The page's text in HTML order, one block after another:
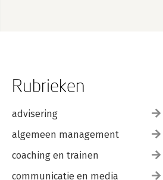
Rubrieken
advisering
algemeen management
coaching en trainen
communicatie en media